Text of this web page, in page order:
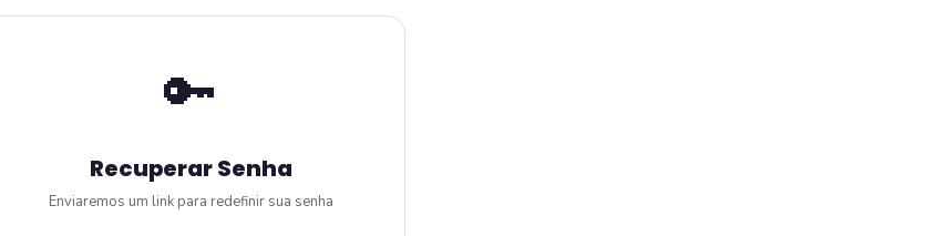
🔑
Recuperar Senha
Enviaremos um link para redefinir sua senha